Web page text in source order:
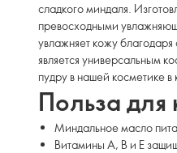
сладкого миндаля.
превосходными
увлажняет кожу
является универсальным
пудру в нашей косметике
Польза для
Миндальное масло
Витамины А, В и Е